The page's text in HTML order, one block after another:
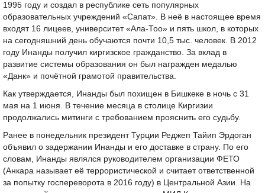
1995 году и создал в республике сеть популярных
образовательных учреждений «Сапат». В неё в настоящее время
входят 16 лицеев, университет «Ала-Тоо» и пять школ, в которых
на сегодняшний день обучаются почти 10,5 тыс. человек. В 2012
году Инанды получил киргизское гражданство. За вклад в
развитие системы образования он был награжден медалью
«Данк» и почётной грамотой правительства.
Как утверждается, Инанды был похищен в Бишкеке в ночь с 31
мая на 1 июня. В течение месяца в столице Киргизии
продолжались митинги с требованием прояснить его судьбу.
Ранее в понедельник президент Турции Реджеп Тайип Эрдоган
объявил о задержании Инанды и его доставке в страну. По его
словам, Инанды являлся руководителем организации ФЕТО
(Анкара называет её террористической и считает ответственной
за попытку госпереворота в 2016 году) в Центральной Азии. На